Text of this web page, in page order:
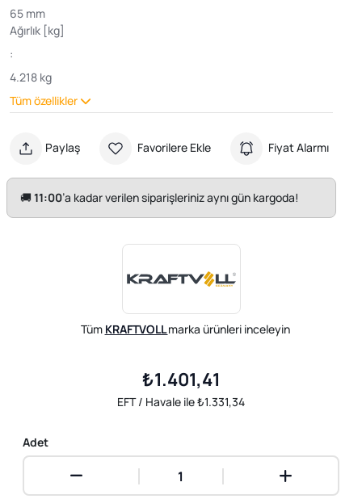
65 mm
Ağırlık [kg]
:
4.218 kg
Tüm özellikler
Paylaş Favorilere Ekle Fiyat Alarmı
🚚11:00’a kadar verilen siparişleriniz aynı gün kargoda!
Tüm KRAFTVOLLmarka ürünleri inceleyin
₺1.401,41
EFT / Havale ile ₺1.331,34
Adet